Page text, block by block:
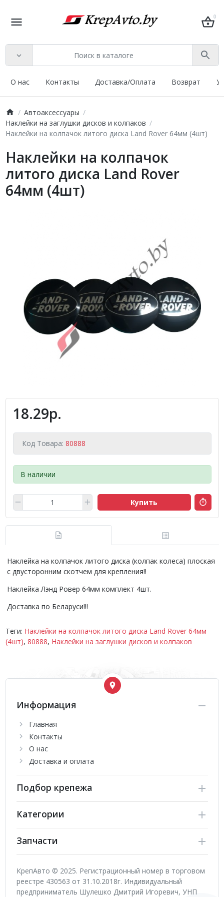
0
О нас Контакты Доставка/Оплата Возврат
Автоаксессуары
Наклейки на заглушки дисков и колпаков
Наклейки на колпачок литого диска Land Rover 64мм (4шт)
Наклейки на колпачок
литого диска Land Rover
64мм (4шт)
18.29р.
Код Товара: 80888
В наличии
Купить
Наклейка на колпачок литого диска (колпак колеса) плоская
с двусторонним скотчем для крепления!!
Наклейка Лэнд Ровер 64мм комплект 4шт.
Доставка по Беларуси!!!
Теги: Наклейки на колпачок литого диска Land Rover 64мм
(4шт), 80888, Наклейки на заглушки дисков и колпаков
Информация
Главная
Контакты
О нас
Доставка и оплата
Подбор крепежа
Категории
Запчасти
КрепАвто © 2025. Регистрационный номер в торговом
реестре 430563 от 31.10.2018г. Индивидуальный
предприниматель Шулешко Дмитрий Игоревич, УНП